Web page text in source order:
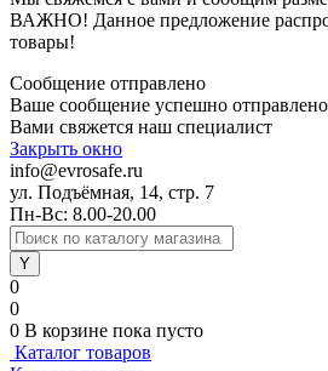
ВАЖНО! Данное предложение
товары!
Сообщение отправлено
Ваше сообщение успешно
Вами свяжется наш специалист
Закрыть окно
info@evrosafe.ru
ул. Подъёмная, 14, стр. 7
Пн-Вс: 8.00-20.00
0
0
0 В корзине пока пусто
Каталог товаров